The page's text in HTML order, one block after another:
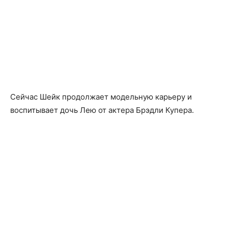
Сейчас Шейк продолжает модельную карьеру и
воспитывает дочь Лею от актера Брэдли Купера.